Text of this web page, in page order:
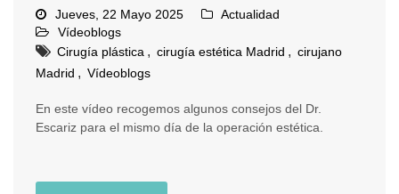
Jueves, 22 Mayo 2025
Actualidad
Vídeoblogs
Cirugía plástica , cirugía estética Madrid , cirujano
Madrid , Vídeoblogs
En este vídeo recogemos algunos consejos del Dr.
Escariz para el mismo día de la operación estética.